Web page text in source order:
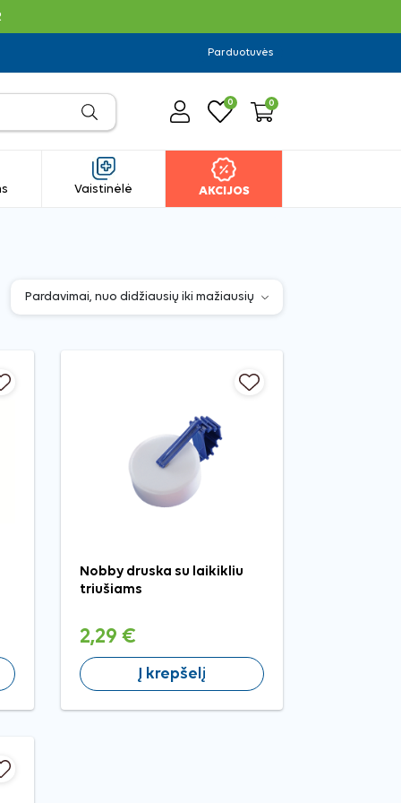
Parduotuvės
0 0
Vaistinėlė AKCIJOS
Nobby druska su laikikliu
triušiams
2,29 €
Į krepšelį